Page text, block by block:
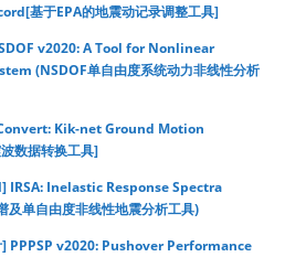
基于EPA的地震动记录调整工具]
v2020: A Tool for Nonlinear
(NSDOF单自由度系统动力非线性分析
Kik-net Ground Motion
数据转换工具]
IRSA: Inelastic Response Spectra
单自由度非线性地震分析工具)
PPPSP v2020: Pushover Performance